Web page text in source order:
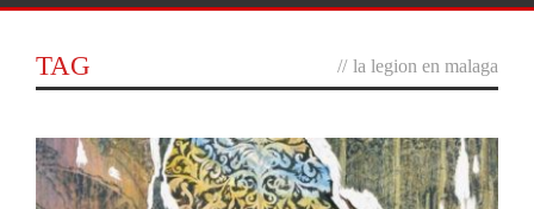
TAG // la legion en malaga